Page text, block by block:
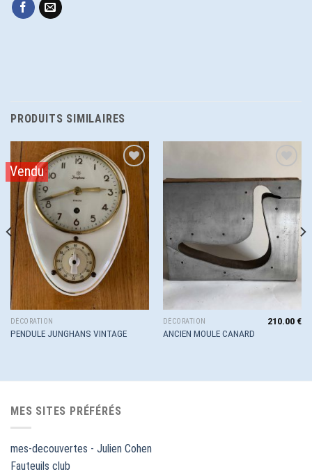
PRODUITS SIMILAIRES
Vendu
Ajouter
à la
wishlist
DÉCORATION
PENDULE JUNGHANS VINTAGE
Ajouter
à la
wishlist
DÉCORATION
ANCIEN MOULE CANARD
210.00 €
MES SITES PRÉFÉRÉS
mes-decouvertes - Julien Cohen
Fauteuils club